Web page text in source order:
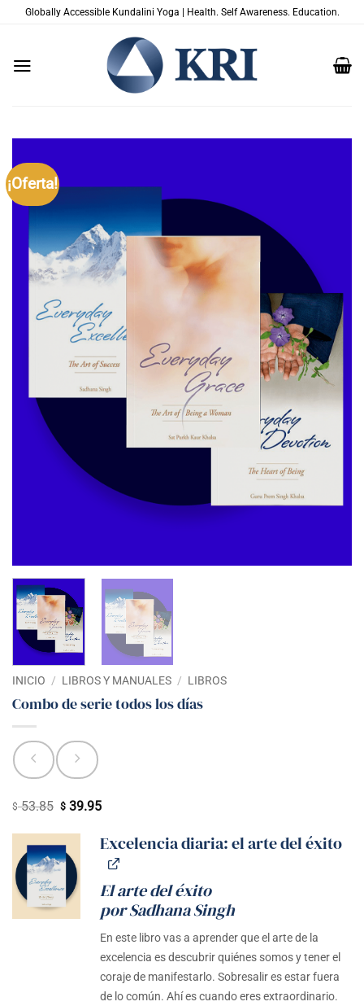
SaltarGlobally Accessible Kundalini Yoga | Health. Self Awareness. Education.
¡Oferta!
INICIO / LIBROS Y MANUALES / LIBROS
Combo de serie todos los días
$53.85 El
original
era:
$ 53.85.
$39.95El
actual
es:
$ 39.95.
Excelencia diaria: el arte del éxito
El arte del éxito
por Sadhana Singh
En este libro vas a aprender que el arte de la
excelencia es descubrir quiénes somos y tener el
coraje de manifestarlo. Sobresalir es estar fuera
de lo común. Ahí es cuando eres extraordinario.